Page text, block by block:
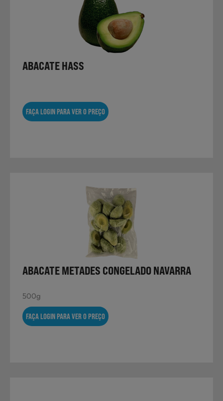
ABACATE HASS
FAÇA LOGIN PARA VER O PREÇO
ABACATE METADES CONGELADO NAVARRA
500g
FAÇA LOGIN PARA VER O PREÇO